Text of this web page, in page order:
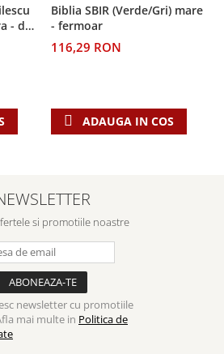
- de
Biblia SBIR (Verde/Gri) mare
- fermoar
116,29 RON
ADAUGA IN COS
si promotiile noastre
newsletter cu promotiile
mai multe in Politica de